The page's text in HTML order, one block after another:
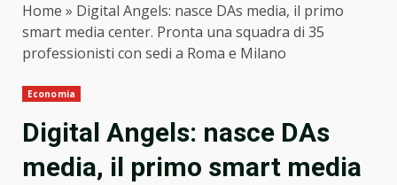
Home » Digital Angels: nasce DAs media, il primo
smart media center. Pronta una squadra di 35
professionisti con sedi a Roma e Milano
Economia
Digital Angels: nasce DAs
media, il primo smart media